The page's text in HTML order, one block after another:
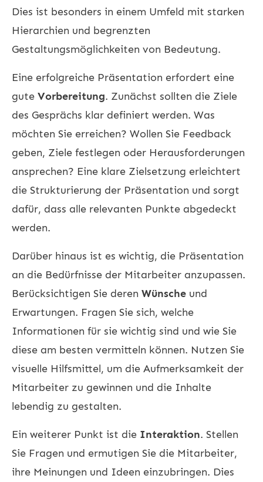
Dies ist besonders in einem Umfeld mit starken
Hierarchien und begrenzten
Gestaltungsmöglichkeiten von Bedeutung.
Eine erfolgreiche Präsentation erfordert eine
gute Vorbereitung. Zunächst sollten die Ziele
des Gesprächs klar definiert werden. Was
möchten Sie erreichen? Wollen Sie Feedback
geben, Ziele festlegen oder Herausforderungen
ansprechen? Eine klare Zielsetzung erleichtert
die Strukturierung der Präsentation und sorgt
dafür, dass alle relevanten Punkte abgedeckt
werden.
Darüber hinaus ist es wichtig, die Präsentation
an die Bedürfnisse der Mitarbeiter anzupassen.
Berücksichtigen Sie deren Wünsche und
Erwartungen. Fragen Sie sich, welche
Informationen für sie wichtig sind und wie Sie
diese am besten vermitteln können. Nutzen Sie
visuelle Hilfsmittel, um die Aufmerksamkeit der
Mitarbeiter zu gewinnen und die Inhalte
lebendig zu gestalten.
Ein weiterer Punkt ist die Interaktion. Stellen
Sie Fragen und ermutigen Sie die Mitarbeiter,
ihre Meinungen und Ideen einzubringen. Dies